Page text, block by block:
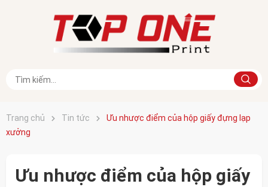
Trang chủ Tin tức
Ưu nhược điểm của hộp giấy đựng lạp
xưởng
Ưu nhược điểm của hộp giấy